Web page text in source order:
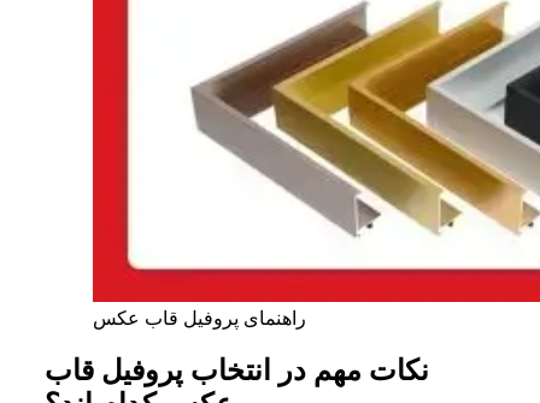
راهنمای پروفیل قاب عکس
نکات مهم در انتخاب پروفیل قاب